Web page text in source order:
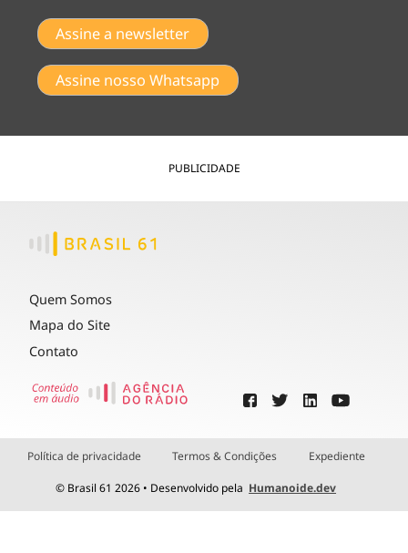
Assine a newsletter
Assine nosso Whatsapp
PUBLICIDADE
Quem Somos
Mapa do Site
Contato
Política de privacidade Termos & Condições Expediente
© Brasil 61 2026 • Desenvolvido pela Humanoide.dev